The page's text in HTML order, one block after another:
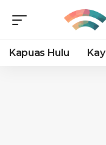
Kapuas Hulu